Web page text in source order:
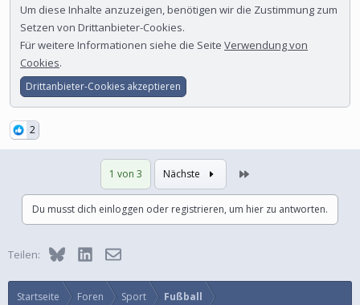
Um diese Inhalte anzuzeigen, benötigen wir die Zustimmung zum
Setzen von Drittanbieter-Cookies.
Für weitere Informationen siehe die Seite Verwendung von
Cookies.
Drittanbieter-Cookies akzeptieren
2
1 von 3 Nächste
Du musst dich einloggen oder registrieren, um hier zu antworten.
Teilen: BlueskyLinkedInE-Mail
Startseite Foren Sport Fußball